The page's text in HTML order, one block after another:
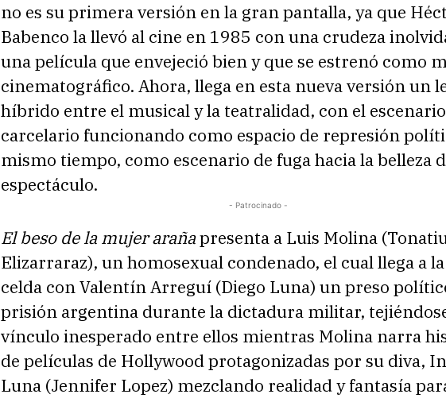
no es su primera versión en la gran pantalla, ya que
Babenco la llevó al cine en 1985 con una crudeza
una película que envejeció bien y que se estrenó como
cinematográfico. Ahora, llega en esta nueva versión un
híbrido entre el musical y la teatralidad, con el escenario
carcelario funcionando como espacio de represión
mismo tiempo, como escenario de fuga hacia la belleza
espectáculo.
- Patrocinado -
El beso de la mujer arañapresenta a Luis Molina
Elizarraraz), un homosexual condenado, el cual llega a
celda con Valentín Arreguí (Diego Luna) un preso
prisión argentina durante la dictadura militar,
vínculo inesperado entre ellos mientras Molina narra
de películas de Hollywood protagonizadas por su diva,
Luna (Jennifer Lopez) mezclando realidad y fantasía